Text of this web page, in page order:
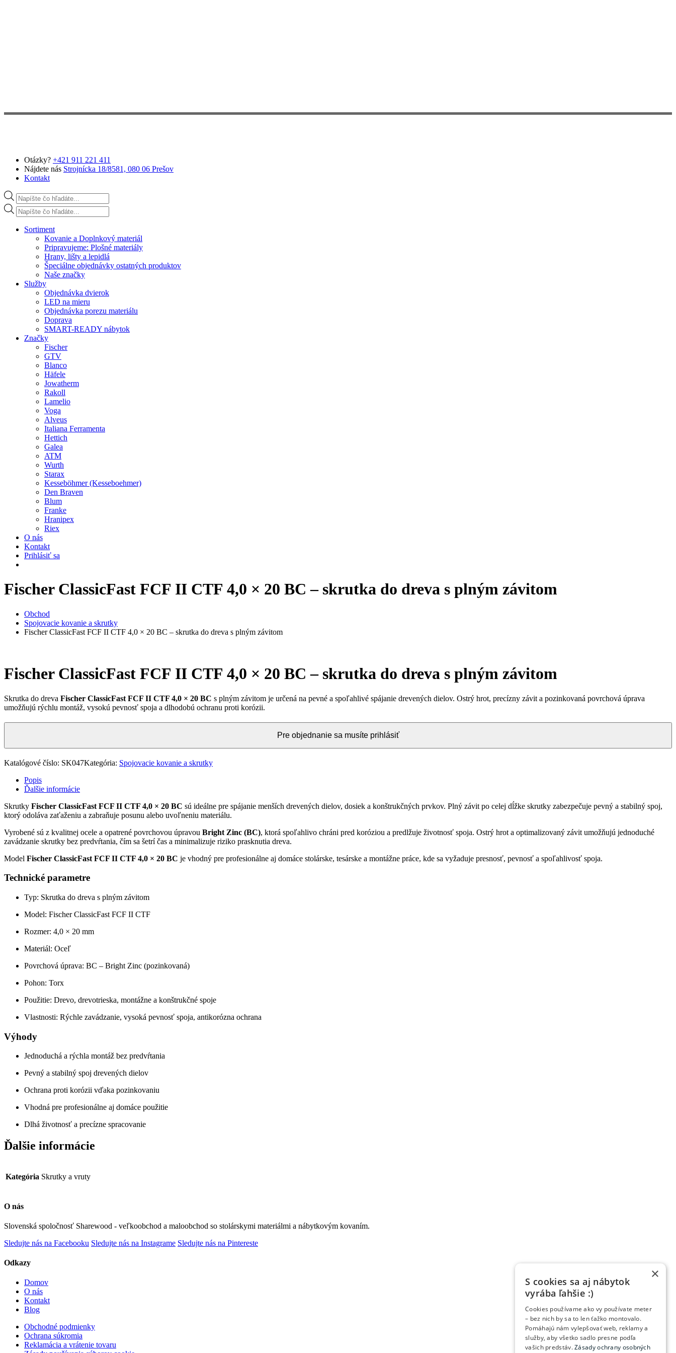
Otázky? +421 911 221 411
Nájdete nás Strojnícka 18/8581, 080 06 Prešov
Kontakt
Products search
Products search
Sortiment
Kovanie a Doplnkový materiál
Pripravujeme: Plošné materiály
Hrany, lišty a lepidlá
Špeciálne objednávky ostatných produktov
Naše značky
Služby
Objednávka dvierok
LED na mieru
Objednávka porezu materiálu
Doprava
SMART-READY nábytok
Značky
Fischer
GTV
Blanco
Häfele
Jowatherm
Rakoll
Lamelio
Voga
Alveus
Italiana Ferramenta
Hettich
Galea
ATM
Wurth
Starax
Kesseböhmer (Kesseboehmer)
Den Braven
Blum
Franke
Hranipex
Riex
O nás
Kontakt
Prihlásiť sa
Fischer ClassicFast FCF II CTF 4,0 × 20 BC – skrutka do dreva s plným závitom
Obchod
Spojovacie kovanie a skrutky
Fischer ClassicFast FCF II CTF 4,0 × 20 BC – skrutka do dreva s plným závitom
Fischer ClassicFast FCF II CTF 4,0 × 20 BC – skrutka do dreva s plným závitom
Skrutka do dreva Fischer ClassicFast FCF II CTF 4,0 × 20 BC s plným závitom je určená na pevné a spoľahlivé spájanie drevených dielov. Ostrý hrot, precízny závit a pozinkovaná povrchová úprava
umožňujú rýchlu montáž, vysokú pevnosť spoja a dlhodobú ochranu proti korózii.
Pre objednanie sa musíte prihlásiť
Katalógové číslo: SK047Kategória: Spojovacie kovanie a skrutky
Popis
Ďalšie informácie
Skrutky Fischer ClassicFast FCF II CTF 4,0 × 20 BC sú ideálne pre spájanie menších drevených dielov, dosiek a konštrukčných prvkov. Plný závit po celej dĺžke skrutky zabezpečuje pevný a stabilný spoj,
ktorý odoláva zaťaženiu a zabraňuje posunu alebo uvoľneniu materiálu.
Vyrobené sú z kvalitnej ocele a opatrené povrchovou úpravou Bright Zinc (BC), ktorá spoľahlivo chráni pred koróziou a predlžuje životnosť spoja. Ostrý hrot a optimalizovaný závit umožňujú jednoduché
zavádzanie skrutky bez predvŕtania, čím sa šetrí čas a minimalizuje riziko prasknutia dreva.
Model Fischer ClassicFast FCF II CTF 4,0 × 20 BC je vhodný pre profesionálne aj domáce stolárske, tesárske a montážne práce, kde sa vyžaduje presnosť, pevnosť a spoľahlivosť spoja.
Technické parametre
Typ: Skrutka do dreva s plným závitom
Model: Fischer ClassicFast FCF II CTF
Rozmer: 4,0 × 20 mm
Materiál: Oceľ
Povrchová úprava: BC – Bright Zinc (pozinkovaná)
Pohon: Torx
Použitie: Drevo, drevotrieska, montážne a konštrukčné spoje
Vlastnosti: Rýchle zavádzanie, vysoká pevnosť spoja, antikorózna ochrana
Výhody
Jednoduchá a rýchla montáž bez predvŕtania
Pevný a stabilný spoj drevených dielov
Ochrana proti korózii vďaka pozinkovaniu
Vhodná pre profesionálne aj domáce použitie
Dlhá životnosť a precízne spracovanie
Ďalšie informácie
Kategória Skrutky a vruty
O nás
Slovenská spoločnosť Sharewood - veľkoobchod a maloobchod so stolárskymi materiálmi a nábytkovým kovaním.
Sledujte nás na Facebooku Sledujte nás na Instagrame Sledujte nás na Pintereste
Odkazy
Domov
O nás
Kontakt
Blog
Obchodné podmienky
Ochrana súkromia
Reklamácia a vrátenie tovaru
×
S cookies sa aj nábytok
vyrába ľahšie :)
Cookies používame ako vy používate meter
– bez nich by sa to len ťažko montovalo.
Pomáhajú nám vylepšovať web, reklamy a
služby, aby všetko sadlo presne podľa
vašich predstáv.Zásady ochrany osobných